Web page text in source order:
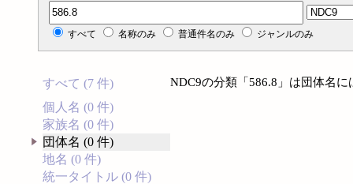
分類記号検索
すべて 名称のみ 普通件名のみ ジャンルのみ
すべて (7 件)
個人名 (0 件)
家族名 (0 件)
団体名 (0 件)
地名 (0 件)
統一タイトル (0 件)
NDC9の分類「586.8」は団体名